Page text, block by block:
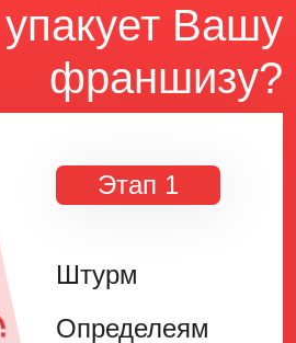
упакует Вашу
франшизу?
Этап 1
Штурм
Определеям